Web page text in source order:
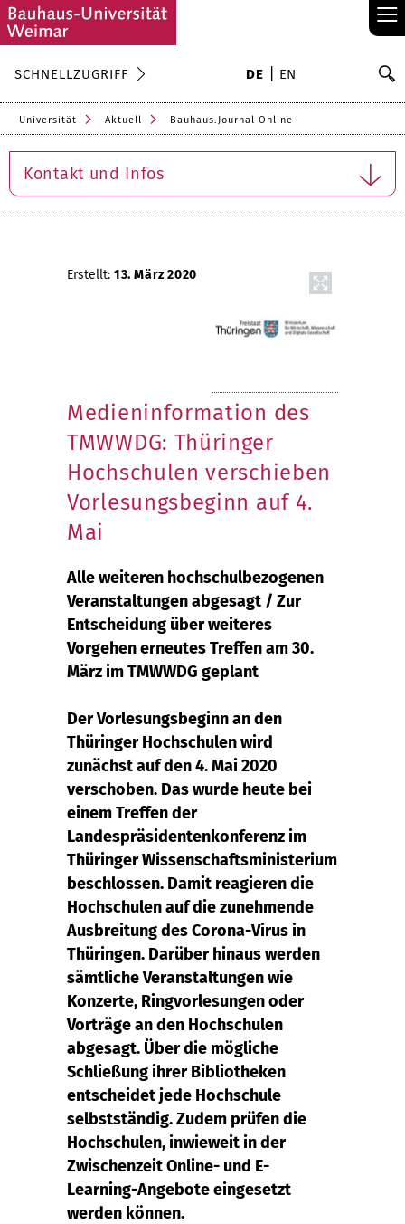
≡
SCHNELLZUGRIFF DE EN
Universität Aktuell Bauhaus.Journal Online
Kontakt und Infos
Erstellt: 13. März 2020
Medieninformation des
TMWWDG: Thüringer
Hochschulen verschieben
Vorlesungsbeginn auf 4.
Mai
Alle weiteren hochschulbezogenen
Veranstaltungen abgesagt / Zur
Entscheidung über weiteres
Vorgehen erneutes Treffen am 30.
März im TMWWDG geplant
Der Vorlesungsbeginn an den
Thüringer Hochschulen wird
zunächst auf den 4. Mai 2020
verschoben. Das wurde heute bei
einem Treffen der
Landespräsidentenkonferenz im
Thüringer Wissenschaftsministerium
beschlossen. Damit reagieren die
Hochschulen auf die zunehmende
Ausbreitung des Corona-Virus in
Thüringen. Darüber hinaus werden
sämtliche Veranstaltungen wie
Konzerte, Ringvorlesungen oder
Vorträge an den Hochschulen
abgesagt. Über die mögliche
Schließung ihrer Bibliotheken
entscheidet jede Hochschule
selbstständig. Zudem prüfen die
Hochschulen, inwieweit in der
Zwischenzeit Online- und E-
Learning-Angebote eingesetzt
werden können.